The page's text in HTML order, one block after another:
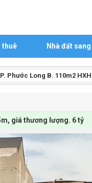
thuê Nhà đất
Phước Long B. 110m2
giá thương lượng. 6 tỷ